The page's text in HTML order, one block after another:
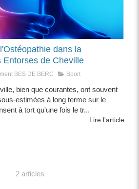
dans la
Entorses de Cheville
BES DE BERC Sport
bien que courantes, ont souvent
estimées à long terme sur le
à tort qu'une fois le tr...
Lire l'article
2 articles